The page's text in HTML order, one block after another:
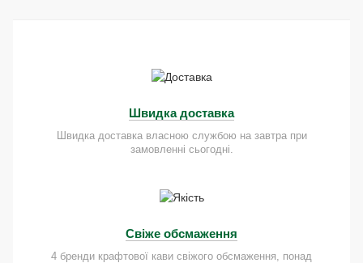
Швидка доставка
Швидка доставка власною службою на завтра при
замовленні сьогодні.
Свіже обсмаження
4 бренди крафтової кави свіжого обсмаження, понад